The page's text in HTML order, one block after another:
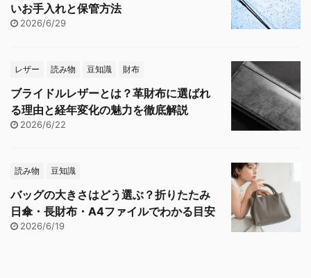
いお手入れと保管方法
2026/6/29
レザー 読み物 豆知識 財布
ブライドルレザーとは？革財布に選ばれ
る理由と経年変化の魅力を徹底解説
2026/6/22
読み物 豆知識
バッグの大きさはどう選ぶ？折りたたみ
日傘・長財布・A4ファイルでわかる目安
2026/6/19